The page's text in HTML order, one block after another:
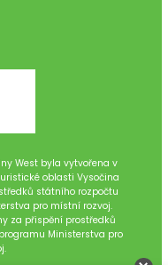
West byla vytvořena v
oblasti Vysočina
státního rozpočtu
pro místní rozvoj.
za přispění prostředků
Ministerstva pro